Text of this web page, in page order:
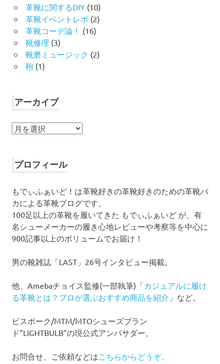
革靴に関するDIY(10)
革靴イベントレポ (2)
革靴コーデ論！ (16)
靴修理 (3)
靴磨ミュージック (2)
鞄 (1)
アーカイブ
ア
イ
プロフィール
もでぃふぁいど！は革靴好きの革靴好きのための革靴バ
カによる革靴ブログです。
100足以上の革靴を履いてきた もでぃふぁいど が、有
名シューメーカーの履き心地レビューや考察等を中心に
900記事以上のボリュームでお届け！
男の靴雑誌「LAST」26号インタビュー掲載。
他、Amebaチョイス監修(一部執筆)「カジュアルに履け
る革靴とは？プロが選ぶおすすめ商品を紹介 」など。
ビスポーク/MTM/MTOシューズブラン
ド”LIGHTBULB”の現公式アンバサダー。
お問合せ、ご依頼などは こちらからどうぞ。